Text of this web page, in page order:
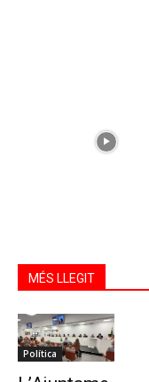
MÉS LLEGIT
Política